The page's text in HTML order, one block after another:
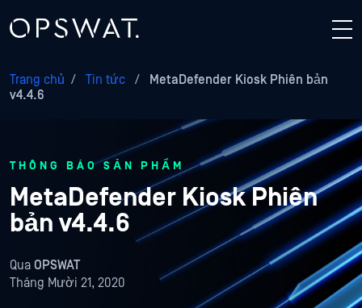
Trang chủ / Tin tức /
MetaDefender Kiosk Phiên bản
v4.4.6
THÔNG BÁO SẢN PHẨM
MetaDefender Kiosk Phiên
bản v4.4.6
Qua OPSWAT
Tháng Mười 21, 2020